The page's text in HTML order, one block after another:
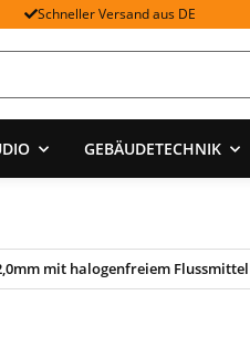
Schneller Versand aus DE
GEBÄUDETECHNIK
mit halogenfreiem